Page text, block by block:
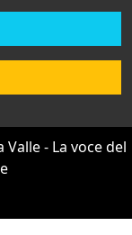
- La voce del